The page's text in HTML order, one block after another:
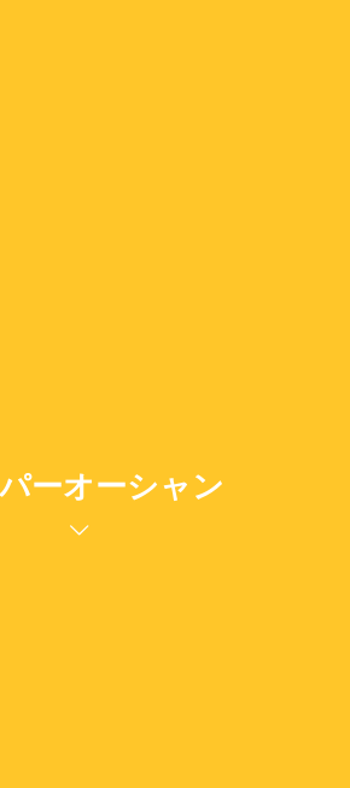
ーオーシャン